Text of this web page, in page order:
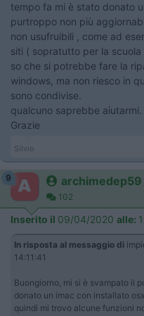
tempo fa mi è stato donato
purtroppo non più
non usufruibili , come ad
siti ( sopratutto per la scuola
so che si potrebbe fare la
windows, ma non riesco in
sono condivise.
qualcuno saprebbe aiutarmi.
Grazie
Silvio
9 archimedep59
102
Inserito il 09/04/2020 alle:
In risposta al messaggio di
14:11:41
Buongiorno, mi si è svampato il
donato un imac con installato
quindi mi trovo alcune funzioni